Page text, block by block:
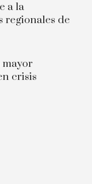
a la
de
mayor
crisis